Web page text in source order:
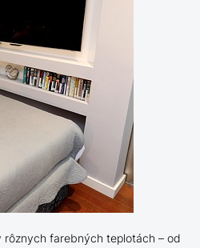
rôznych farebných teplotách – od